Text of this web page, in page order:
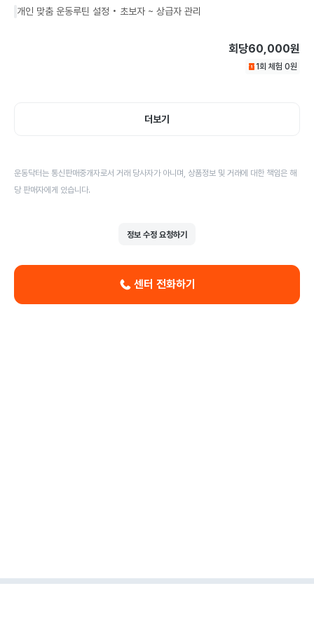
개인 맞춤 운동루틴 설정 • 초보자 ~ 상급자 관리
회당60,000원
1회 체험 0원
더보기
운동닥터는 통신판매중개자로서 거래 당사자가 아니며, 상품정보 및 거래에 대한 책임은 해
당 판매자에게 있습니다.
정보 수정 요청하기
센터 전화하기